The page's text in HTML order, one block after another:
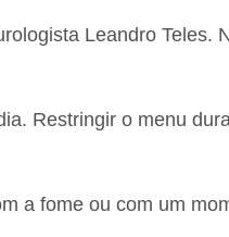
Leandro
Restringir o menu
a fome ou com um